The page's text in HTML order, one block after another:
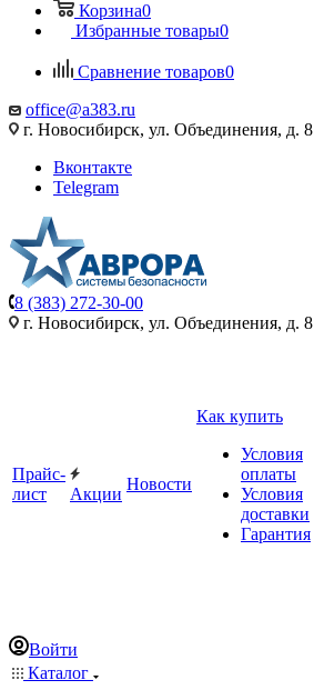
Корзина0
Избранные товары0
Сравнение товаров0
office@a383.ru
г. Новосибирск, ул. Объединения, д. 8
Вконтакте
Telegram
8 (383) 272-30-00
г. Новосибирск, ул. Объединения, д. 8
Прайс-
лист
Акции
Новости
Как купить
Условия
оплаты
Условия
доставки
Гарантия
Войти
Каталог